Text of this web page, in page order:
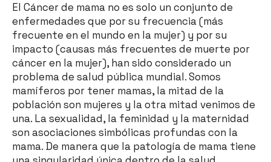
El Cáncer de mama no es solo un conjunto de
enfermedades que por su frecuencia (más
frecuente en el mundo en la mujer) y por su
impacto (causas más frecuentes de muerte por
cáncer en la mujer), han sido considerado un
problema de salud pública mundial. Somos
mamíferos por tener mamas, la mitad de la
población son mujeres y la otra mitad venimos de
una. La sexualidad, la feminidad y la maternidad
son asociaciones simbólicas profundas con la
mama. De manera que la patología de mama tiene